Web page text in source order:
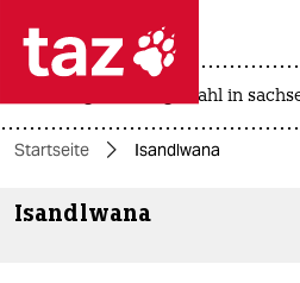
 taz zahl ich
taz zahl ich
themen
landtagswahl in
Startseite Isandlwana
Isandlwana